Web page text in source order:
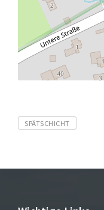
Tags
SPÄTSCHICHT